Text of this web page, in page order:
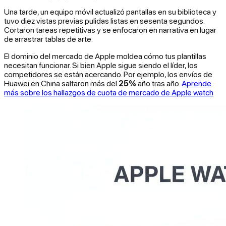
Una tarde, un equipo móvil actualizó pantallas en su biblioteca y
tuvo diez vistas previas pulidas listas en sesenta segundos.
Cortaron tareas repetitivas y se enfocaron en narrativa en lugar
de arrastrar tablas de arte.
El dominio del mercado de Apple moldea cómo tus plantillas
necesitan funcionar. Si bien Apple sigue siendo el líder, los
competidores se están acercando. Por ejemplo, los envíos de
Huawei en China saltaron más del 25% año tras año. Aprende
más sobre los hallazgos de cuota de mercado de Apple watch